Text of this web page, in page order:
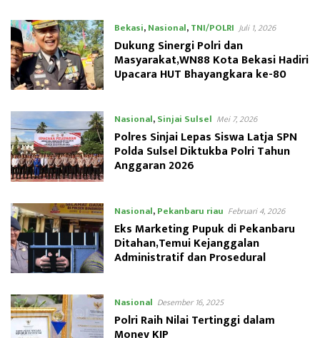
Bekasi,Nasional,TNI/POLRI Juli 1, 2026
Dukung Sinergi Polri dan
Masyarakat,WN88 Kota Bekasi Hadiri
Upacara HUT Bhayangkara ke-80
Nasional,Sinjai Sulsel Mei 7, 2026
Polres Sinjai Lepas Siswa Latja SPN
Polda Sulsel Diktukba Polri Tahun
Anggaran 2026
Nasional,Pekanbaru riau Februari 4, 2026
Eks Marketing Pupuk di Pekanbaru
Ditahan,Temui Kejanggalan
Administratif dan Prosedural
Nasional Desember 16, 2025
Polri Raih Nilai Tertinggi dalam